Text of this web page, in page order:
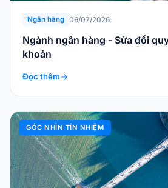
Ngân hàng 06/07/2026
Ngành ngân hàng - Sửa đổi
khoản
Đọc thêm
GÓC NHÌN TÍN NHIỆM